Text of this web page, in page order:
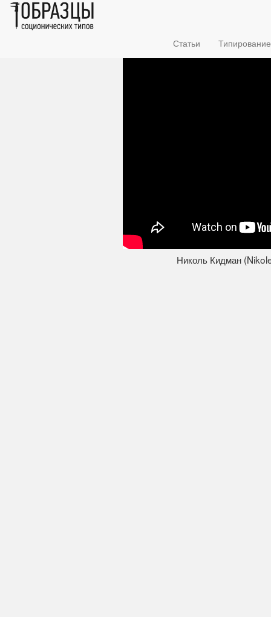
Статьи Типирование
Николь Кидман